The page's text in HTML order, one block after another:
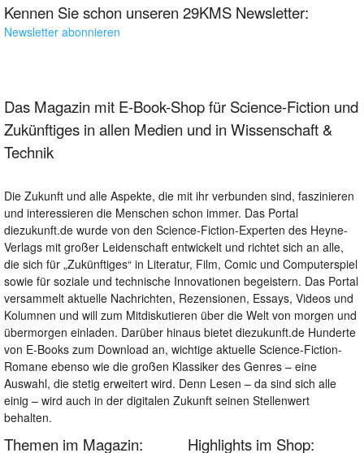
Kennen Sie schon unseren 29KMS Newsletter:
Newsletter abonnieren
Das Magazin mit E-Book-Shop für Science-Fiction und
Zukünftiges in allen Medien und in Wissenschaft &
Technik
Die Zukunft und alle Aspekte, die mit ihr verbunden sind, faszinieren
und interessieren die Menschen schon immer. Das Portal
diezukunft.de wurde von den Science-Fiction-Experten des Heyne-
Verlags mit großer Leidenschaft entwickelt und richtet sich an alle,
die sich für „Zukünftiges“ in Literatur, Film, Comic und Computerspiel
sowie für soziale und technische Innovationen begeistern. Das Portal
versammelt aktuelle Nachrichten, Rezensionen, Essays, Videos und
Kolumnen und will zum Mitdiskutieren über die Welt von morgen und
übermorgen einladen. Darüber hinaus bietet diezukunft.de Hunderte
von E-Books zum Download an, wichtige aktuelle Science-Fiction-
Romane ebenso wie die großen Klassiker des Genres – eine
Auswahl, die stetig erweitert wird. Denn Lesen – da sind sich alle
einig – wird auch in der digitalen Zukunft seinen Stellenwert
behalten.
Themen im Magazin: Highlights im Shop: